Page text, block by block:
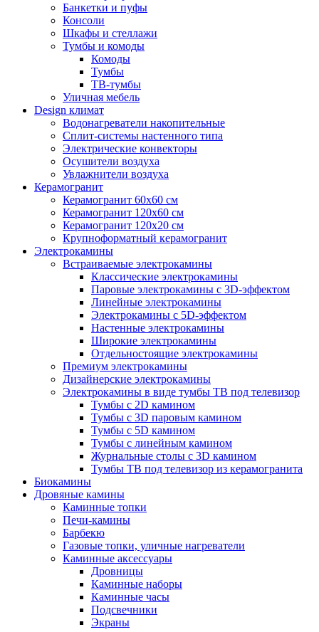
Банкетки и пуфы
Консоли
Шкафы и стеллажи
Тумбы и комоды
Комоды
Тумбы
ТВ-тумбы
Уличная мебель
Design климат
Водонагреватели накопительные
Сплит-системы настенного типа
Электрические конвекторы
Осушители воздуха
Увлажнители воздуха
Керамогранит
Керамогранит 60х60 см
Керамогранит 120х60 см
Керамогранит 120х20 см
Крупноформатный керамогранит
Электрокамины
Встраиваемые электрокамины
Классические электрокамины
Паровые электрокамины с 3D-эффектом
Линейные электрокамины
Электрокамины с 5D-эффектом
Настенные электрокамины
Широкие электрокамины
Отдельностоящие электрокамины
Премиум электрокамины
Дизайнерские электрокамины
Электрокамины в виде тумбы ТВ под телевизор
Тумбы с 2D камином
Тумбы с 3D паровым камином
Тумбы с 5D камином
Тумбы с линейным камином
Журнальные столы с 3D камином
Тумбы ТВ под телевизор из керамогранита
Биокамины
Дровяные камины
Каминные топки
Печи-камины
Барбекю
Газовые топки, уличные нагреватели
Каминные аксессуары
Дровницы
Каминные наборы
Каминные часы
Подсвечники
Экраны